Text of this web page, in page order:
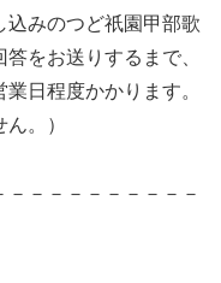
みのつど祇園甲部歌
をお送りするまで、
日程度かかります。
。）
－－－－－－－－－